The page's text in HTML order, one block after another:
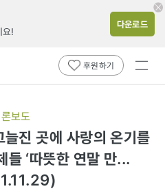
요!
다운로드
후원하기
전체
보도
진 곳에 사랑의 온기를
들 ‘따뜻한 연말 만...